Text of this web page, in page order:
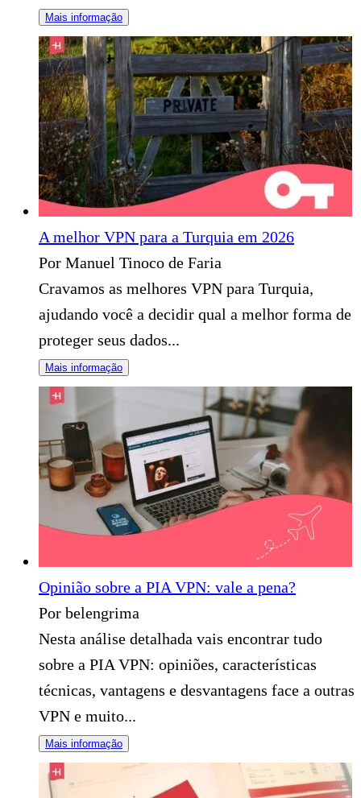
Mais informação
A melhor VPN para a Turquia em 2026
Por Manuel Tinoco de Faria
Cravamos as melhores VPN para Turquia,
ajudando você a decidir qual a melhor forma de
proteger seus dados...
Mais informação
Opinião sobre a PIA VPN: vale a pena?
Por belengrima
Nesta análise detalhada vais encontrar tudo
sobre a PIA VPN: opiniões, características
técnicas, vantagens e desvantagens face a outras
VPN e muito...
Mais informação